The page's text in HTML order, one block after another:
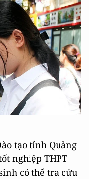
tạo tỉnh Quảng
nghiệp THPT
có thể tra cứu